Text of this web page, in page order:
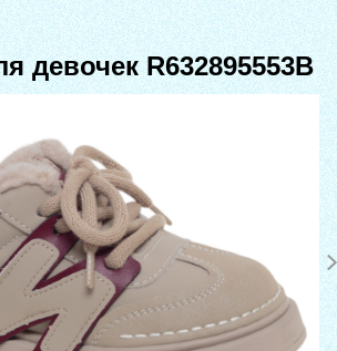
девочек R632895553B